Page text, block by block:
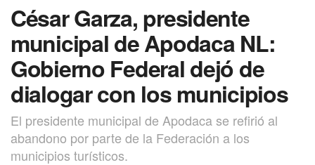
César Garza, presidente
municipal de Apodaca NL:
Gobierno Federal dejó de
dialogar con los municipios
El presidente municipal de Apodaca se refirió al
abandono por parte de la Federación a los
municipios turísticos.